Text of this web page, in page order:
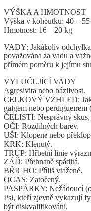
VÝŠKA A HMOTNOST
Výška v kohoutku: 40 – 55
Hmotnost: 16 – 20 kg
VADY: Jakákoliv
považována za vadu a
přímém poměru k jejímu
VYLUČUJÍCÍ VADY
Agresivita nebo bázlivost.
CELKOVÝ VZHLED:
galgem nebo perdigueirem
ČELISTI: Nesprávný skus,
OČI: Rozdílných barev.
UŠI: Klopené nebo
KRK: Klenutý.
TRUP: Hřbetní linie
ZÁĎ: Přehnaně spáditá.
BŘICHO: Příliš vtažené.
OCAS: Zatočený.
PASPÁRKY: Nežádoucí
Psi, kteří zjevně vykazují
být diskvalifikováni.